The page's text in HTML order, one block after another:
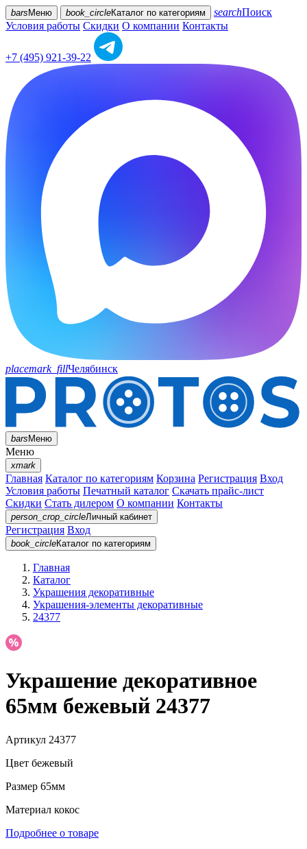
bars Меню book_circleКаталог по категориям searchПоиск
Условия работы Скидки О компании Контакты
+7 (495) 921-39-22
placemark_fillЧелябинск
barsМеню
Меню
xmark
Главная Каталог по категориям Корзина Регистрация Вход
Условия работы Печатный каталог Скачать прайс-лист
Скидки Стать дилером О компании Контакты
person_crop_circleЛичный кабинет
Регистрация Вход
book_circleКаталог по категориям
Главная
Каталог
Украшения декоративные
Украшения-элементы декоративные
24377
Украшение декоративное
65мм бежевый 24377
Артикул 24377
Цвет бежевый
Размер 65мм
Материал кокос
Подробнее о товаре